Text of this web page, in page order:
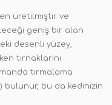
üretilmiştir ve
geniş bir alan
desenli yüzey,
tırnaklarını
tırmalama
bulunur, bu da kedinizin